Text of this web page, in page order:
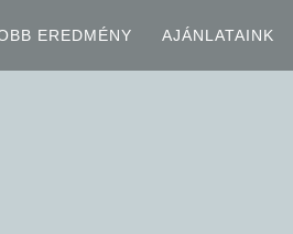
EREDMÉNY AJÁNLATAINK